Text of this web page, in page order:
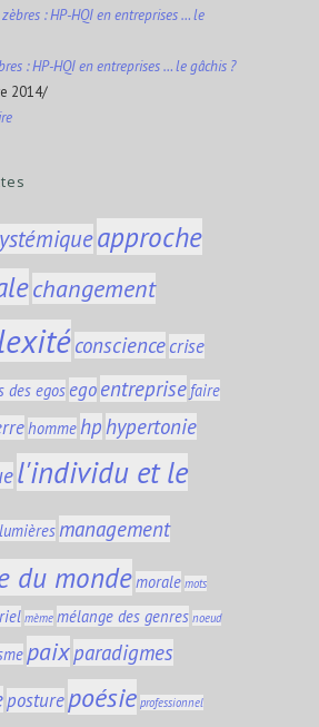
: HP-HQI en entreprises … le gâchis ?
2014/
approche
changement
consciencecrise
des egos egoentreprise faire
homme hp hypertonie
l'individu et le
lumières management
du mondemorale mots
mème mélange des genres noeud
paixparadigmes
posturepoésie professionnel